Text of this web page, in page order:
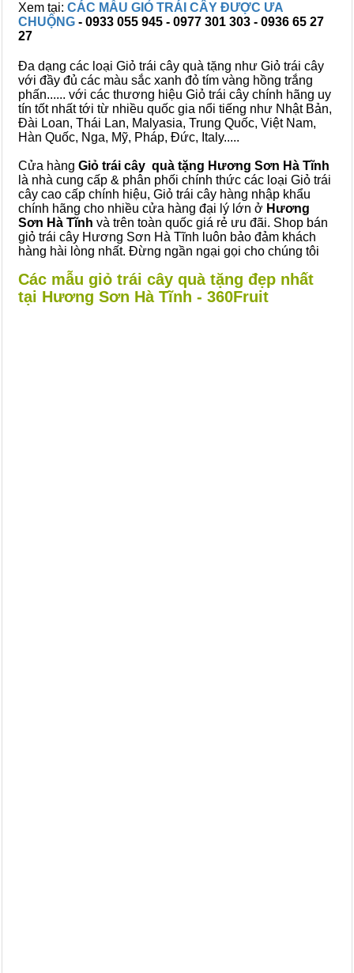
Xem tại: CÁC MẪU GIỎ TRÁI CÂY ĐƯỢC ƯA
CHUỘNG - 0933 055 945 - 0977 301 303 - 0936 65 27
27
Đa dạng các loại Giỏ trái cây quà tặng như Giỏ trái cây
với đầy đủ các màu sắc xanh đỏ tím vàng hồng trắng
phấn...... với các thương hiệu Giỏ trái cây chính hãng uy
tín tốt nhất tới từ nhiều quốc gia nổi tiếng như Nhật Bản,
Đài Loan, Thái Lan, Malyasia, Trung Quốc, Việt Nam,
Hàn Quốc, Nga, Mỹ, Pháp, Đức, Italy.....
Cửa hàng Giỏ trái cây quà tặng Hương Sơn Hà Tĩnh
là nhà cung cấp & phân phối chính thức các loại Giỏ trái
cây cao cấp chính hiệu, Giỏ trái cây hàng nhập khẩu
chính hãng cho nhiều cửa hàng đại lý lớn ở Hương
Sơn Hà Tĩnh và trên toàn quốc giá rẻ ưu đãi. Shop bán
giỏ trái cây Hương Sơn Hà Tĩnh luôn bảo đảm khách
hàng hài lòng nhất. Đừng ngần ngại gọi cho chúng tôi
Các mẫu giỏ trái cây quà tặng đẹp nhất
tại Hương Sơn Hà Tĩnh - 360Fruit